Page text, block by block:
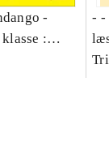
-
:
- -
-